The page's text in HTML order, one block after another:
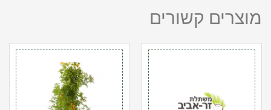
מוצרים קשורים
כמות
של
דיאנלה
10
ליטר
כמות
של
דק
פרי
אורנג'